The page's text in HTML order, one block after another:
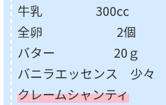
牛乳 300cc
全卵 2個
バター 20ｇ
バニラエッセンス 少々
クレームシャンティ